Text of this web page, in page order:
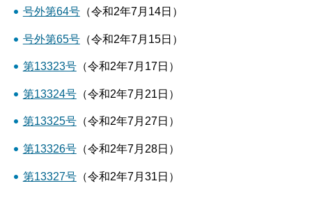
号外第64号（令和2年7月14日）
号外第65号（令和2年7月15日）
第13323号（令和2年7月17日）
第13324号（令和2年7月21日）
第13325号（令和2年7月27日）
第13326号（令和2年7月28日）
第13327号（令和2年7月31日）